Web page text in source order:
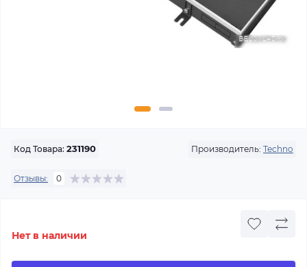
Код Товара: 231190 Производитель: Techno
Отзывы: 0
Нет в наличии